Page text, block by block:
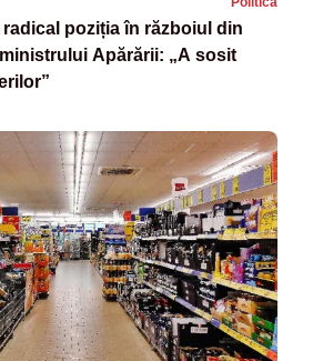
poziția în războiul din
Apărării: „A sosit